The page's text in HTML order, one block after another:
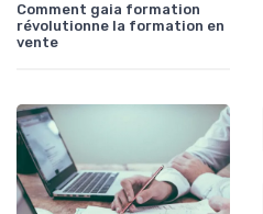
Comment gaia formation
révolutionne la formation en
vente